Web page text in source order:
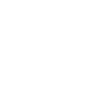
о процедурах и косметике